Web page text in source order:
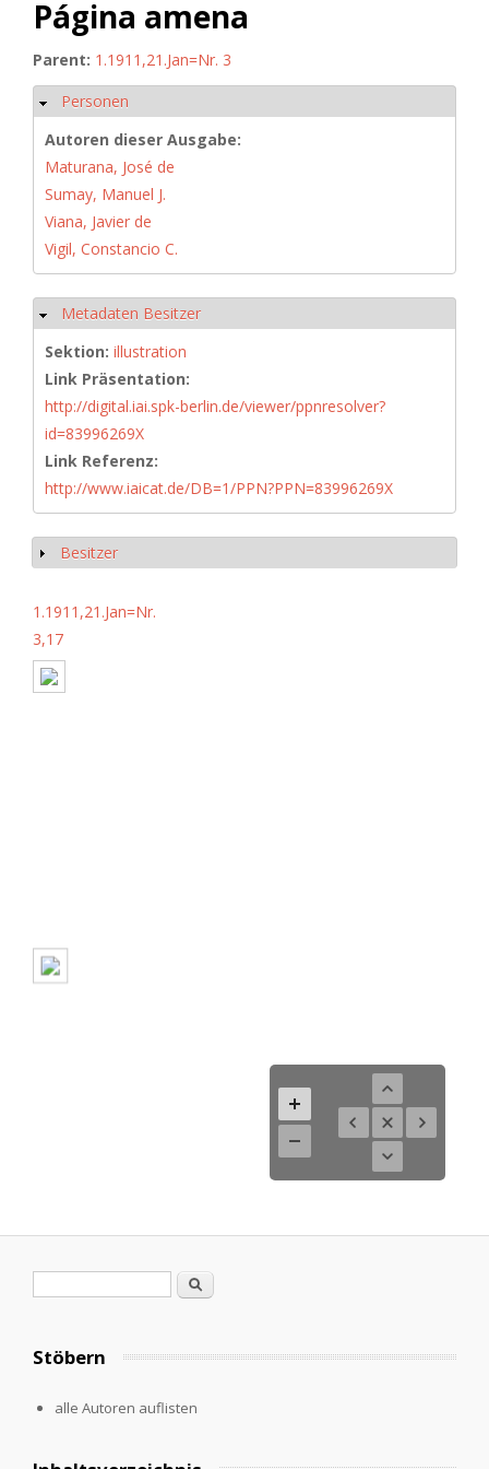
Página amena
Parent: 1.1911,21.Jan=Nr. 3
Hide
Personen
Autoren dieser Ausgabe:
Maturana, José de
Sumay, Manuel J.
Viana, Javier de
Vigil, Constancio C.
Hide
Metadaten Besitzer
Sektion: illustration
Link Präsentation:
http://digital.iai.spk-berlin.de/viewer/ppnresolver?
id=83996269X
Link Referenz:
http://www.iaicat.de/DB=1/PPN?PPN=83996269X
Show
Besitzer
1.1911,21.Jan=Nr.
3,17
Search
Stöbern
alle Autoren auflisten